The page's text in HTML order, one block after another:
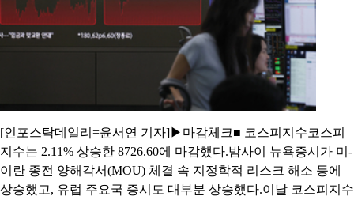
[인포스탁데일리=윤서연 기자]▶마감체크■ 코스피지수코스피
지수는 2.11% 상승한 8726.60에 마감했다.밤사이 뉴욕증시가 미-
이란 종전 양해각서(MOU) 체결 속 지정학적 리스크 해소 등에
상승했고, 유럽 주요국 증시도 대부분 상승했다.이날 코스피지수